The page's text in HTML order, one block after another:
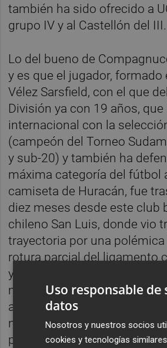
también ha sido ofrecido a
grupo IV y al Castellón del III.
Lo del bueno de
y es que el jugador, formado
Vélez Sarsfield, con el que
División ya con 19 años, que
internacional con la
(campeón del Torneo
y sub-20) y también ha
máxima categoría del fútbol
camiseta de Huracán, fue
diez meses desde este club
chileno San Luis, donde vio
trayectoria por una polémica
rotura parcial del ligamento
y de los meniscos interno y
médicos en Chile
a pasar por el quirófano,
no eran de la misma opinión.
primer diagnóstico el
Uso responsable de
datos
Nosotros y nuestros socios
cookies y tecnologías